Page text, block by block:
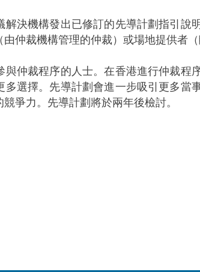
機構發出已修訂的先導計劃指引說
仲裁機構管理的仲裁）或場地提供者
裁程序的人士。在香港進行仲裁程
選擇。先導計劃會進一步吸引更多當
爭力。先導計劃將於兩年後檢討。